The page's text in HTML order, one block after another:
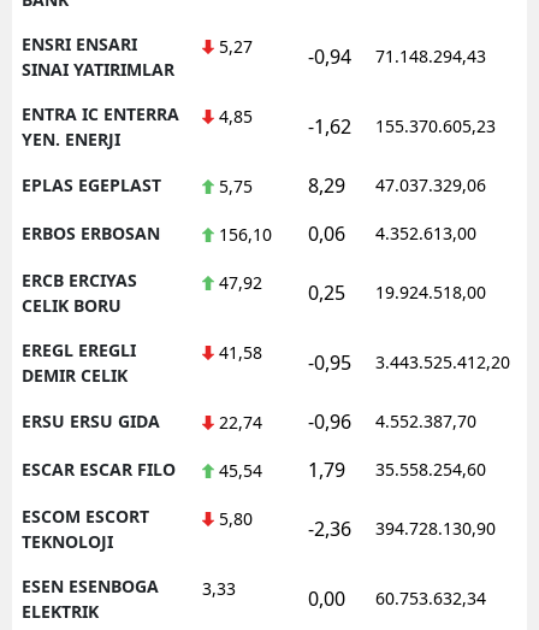
ENSRI ENSARI
SINAI YATIRIMLAR
5,27 -0,94 71.148.294,43
ENTRA IC ENTERRA
YEN. ENERJI
4,85 -1,62 155.370.605,23
EPLAS EGEPLAST 5,75 8,29 47.037.329,06
ERBOS ERBOSAN 156,10 0,06 4.352.613,00
ERCB ERCIYAS
CELIK BORU
47,92 0,25 19.924.518,00
EREGL EREGLI
DEMIR CELIK
41,58 -0,95 3.443.525.412,20
ERSU ERSU GIDA 22,74 -0,96 4.552.387,70
ESCAR ESCAR FILO 45,54 1,79 35.558.254,60
ESCOM ESCORT
TEKNOLOJI
5,80 -2,36 394.728.130,90
ESEN ESENBOGA
ELEKTRIK
3,33 0,00 60.753.632,34